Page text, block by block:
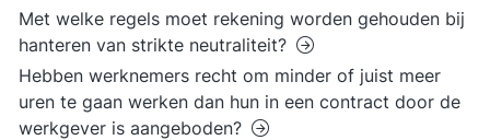
Met welke regels moet rekening worden gehouden bij
hanteren van strikte neutraliteit?
Hebben werknemers recht om minder of juist meer
uren te gaan werken dan hun in een contract door de
werkgever is aangeboden?